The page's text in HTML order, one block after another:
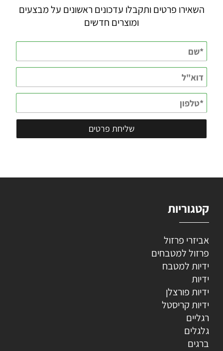
השאירו פרטים ותקבלו עדכונים ראשונים על מבצעים
ומוצרים חדשים
קטגוריות
אביזרי פרזול
פרזול למטבחים
ידיות למטבח
ידיות
ידיות פורצלן
ידיות קריסטל
רגליים
גלגלים
ברגים